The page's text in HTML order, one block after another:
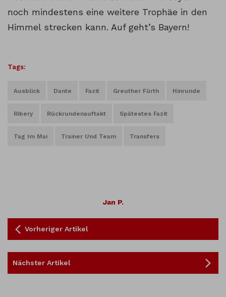
noch mindestens eine weitere Trophäe in den
Himmel strecken kann. Auf geht’s Bayern!
Tags:
Ausblick Dante Fazit Greuther Fürth Hinrunde
Ribery Rückrundenauftakt Spätestes Fazit
Tag Im Mai Trainer Und Team Transfers
Jan P.
Vorheriger Artikel
Nächster Artikel